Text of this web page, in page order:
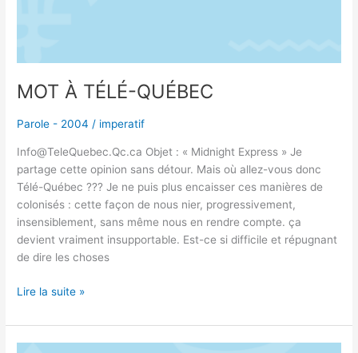
MOT À TÉLÉ-QUÉBEC
Parole - 2004 / imperatif
Info@TeleQuebec.Qc.ca Objet : « Midnight Express » Je
partage cette opinion sans détour. Mais où allez-vous donc
Télé-Québec ??? Je ne puis plus encaisser ces manières de
colonisés : cette façon de nous nier, progressivement,
insensiblement, sans même nous en rendre compte. ça
devient vraiment insupportable. Est-ce si difficile et répugnant
de dire les choses
Lire la suite »